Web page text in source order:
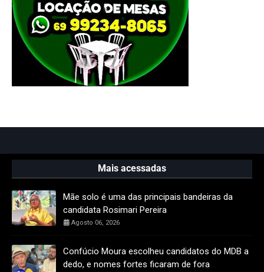
Mais acessadas
Mãe solo é uma das principais bandeiras da
candidata Rosimari Pereira
Agosto 06, 2026
Confúcio Moura escolheu candidatos do MDB a
dedo, e nomes fortes ficaram de fora